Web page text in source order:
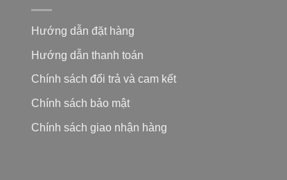
Hướng dẫn đặt hàng
Hướng dẫn thanh toán
Chính sách đổi trả và cam kết
Chính sách bảo mật
Chính sách giao nhận hàng